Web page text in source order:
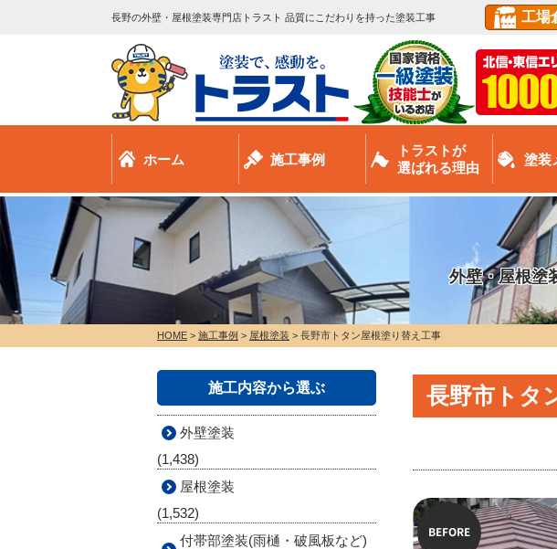
長野の外壁・屋根塗装専門店トラスト 品質にこだわりを持った塗装工事 工場
ホーム 施工事例
トラストが
選ばれる理由
塗装
外壁・屋根塗
HOME > 施工事例 > 屋根塗装 > 長野市トタン屋根塗り替え工事
長野市トタ
BEFORE
施工内容から選ぶ
外壁塗装
(1,438)
屋根塗装
(1,532)
付帯部塗装(雨樋・破風板など)